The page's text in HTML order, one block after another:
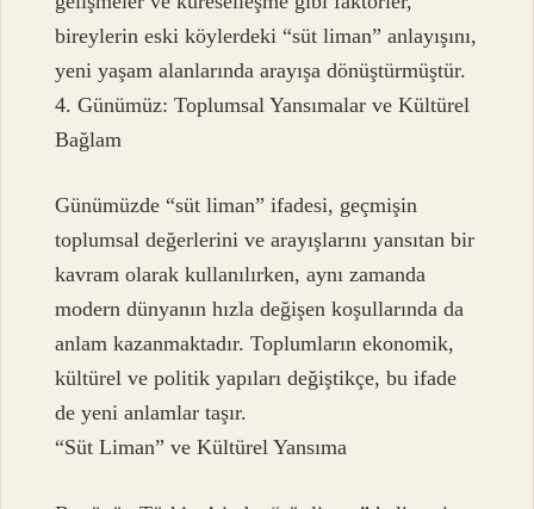
bireylerin eski köylerdeki “süt liman” anlayışını,
yeni yaşam alanlarında arayışa dönüştürmüştür.
4. Günümüz: Toplumsal Yansımalar ve Kültürel
Bağlam
Günümüzde “süt liman” ifadesi, geçmişin
toplumsal değerlerini ve arayışlarını yansıtan bir
kavram olarak kullanılırken, aynı zamanda
modern dünyanın hızla değişen koşullarında da
anlam kazanmaktadır. Toplumların ekonomik,
kültürel ve politik yapıları değiştikçe, bu ifade
de yeni anlamlar taşır.
“Süt Liman” ve Kültürel Yansıma